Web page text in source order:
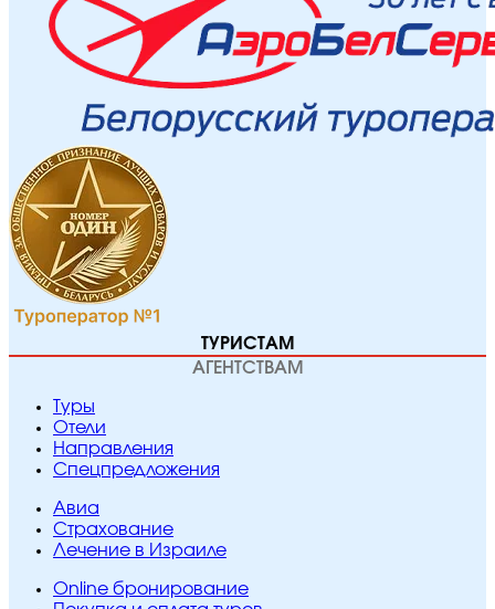
ТУРИСТАМ
АГЕНТСТВАМ
Туры
Отели
Направления
Спецпредложения
Авиа
Страхование
Лечение в Израиле
Online бронирование